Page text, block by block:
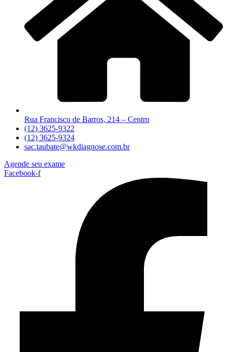
Rua Francisco de Barros, 214 – Centro
(12) 3625-9322
(12) 3625-9324
sac.taubate@wkdiagnose.com.br
Agende seu exame
Facebook-f